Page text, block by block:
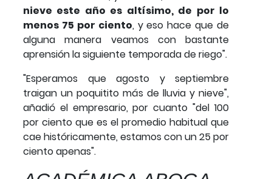
nieve este año es altísimo, de por lo
menos 75 por ciento, y eso hace que de
alguna manera veamos con bastante
aprensión la siguiente temporada de riego".
"Esperamos que agosto y septiembre
traigan un poquitito más de lluvia y nieve",
añadió el empresario, por cuanto "del 100
por ciento que es el promedio habitual que
cae históricamente, estamos con un 25 por
ciento apenas".